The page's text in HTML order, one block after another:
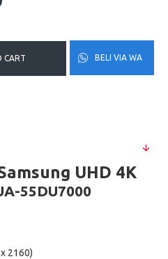
CART BELI VIA WA
UHD 4K
55DU7000
2160)